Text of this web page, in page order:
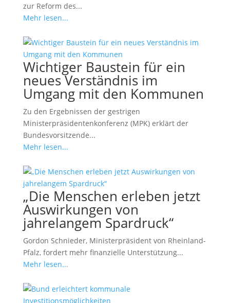
zur Reform des...
Mehr lesen...
Wichtiger Baustein für ein
neues Verständnis im
Umgang mit den Kommunen
Zu den Ergebnissen der gestrigen
Ministerpräsidentenkonferenz (MPK) erklärt der
Bundesvorsitzende...
Mehr lesen...
„Die Menschen erleben jetzt
Auswirkungen von
jahrelangem Spardruck“
Gordon Schnieder, Ministerpräsident von Rheinland-
Pfalz, fordert mehr finanzielle Unterstützung...
Mehr lesen...